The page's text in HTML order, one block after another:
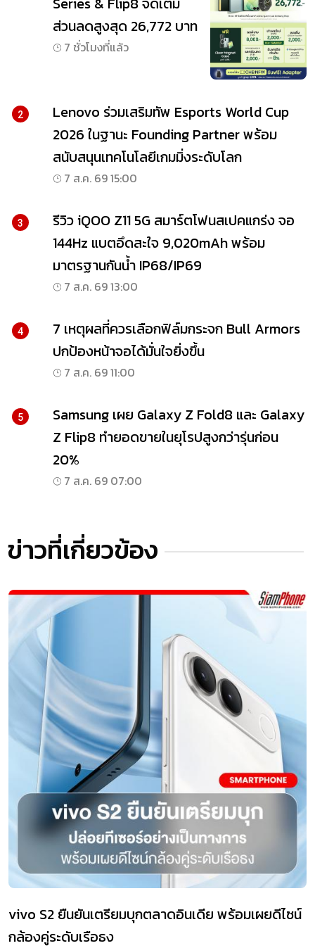
ส่วนลดสูงสุด 26,772 บาท
7 ชั่วโมงที่แล้ว
2
Lenovo ร่วมเสริมทัพ Esports World Cup
2026 ในฐานะ Founding Partner พร้อม
สนับสนุนเทคโนโลยีเกมมิ่งระดับโลก
7 ส.ค. 69 15:00
3
รีวิว iQOO Z11 5G สมาร์ตโฟนสเปคแกร่ง จอ
144Hz แบตอึดสะใจ 9,020mAh พร้อม
มาตรฐานกันน้ำ IP68/IP69
7 ส.ค. 69 13:00
4
7 เหตุผลที่ควรเลือกฟิล์มกระจก Bull Armors
ปกป้องหน้าจอได้มั่นใจยิ่งขึ้น
7 ส.ค. 69 11:00
5
Samsung เผย Galaxy Z Fold8 และ Galaxy
Z Flip8 ทำยอดขายในยุโรปสูงกว่ารุ่นก่อน
20%
7 ส.ค. 69 07:00
ข่าวที่เกี่ยวข้อง
vivo S2 ยืนยันเตรียมบุกตลาดอินเดีย พร้อมเผยดีไซน์
กล้องคู่ระดับเรือธง